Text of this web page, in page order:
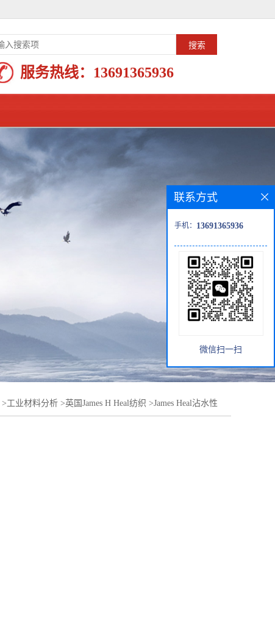
服务热线： 13691365936
>工业材料分析 >英国James H Heal纺织 >James Heal沾水性
联系方式
手机： 13691365936
微信扫一扫